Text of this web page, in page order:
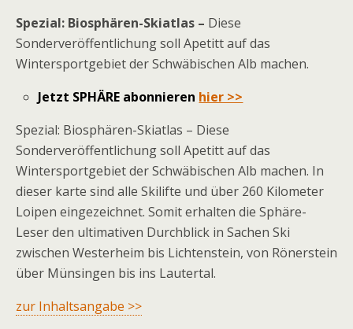
Spezial: Biosphären-Skiatlas – Diese
Sonderveröffentlichung soll Apetitt auf das
Wintersportgebiet der Schwäbischen Alb machen.
Jetzt SPHÄRE abonnieren hier >>
Spezial: Biosphären-Skiatlas – Diese
Sonderveröffentlichung soll Apetitt auf das
Wintersportgebiet der Schwäbischen Alb machen. In
dieser karte sind alle Skilifte und über 260 Kilometer
Loipen eingezeichnet. Somit erhalten die Sphäre-
Leser den ultimativen Durchblick in Sachen Ski
zwischen Westerheim bis Lichtenstein, von Rönerstein
über Münsingen bis ins Lautertal.
zur Inhaltsangabe >>